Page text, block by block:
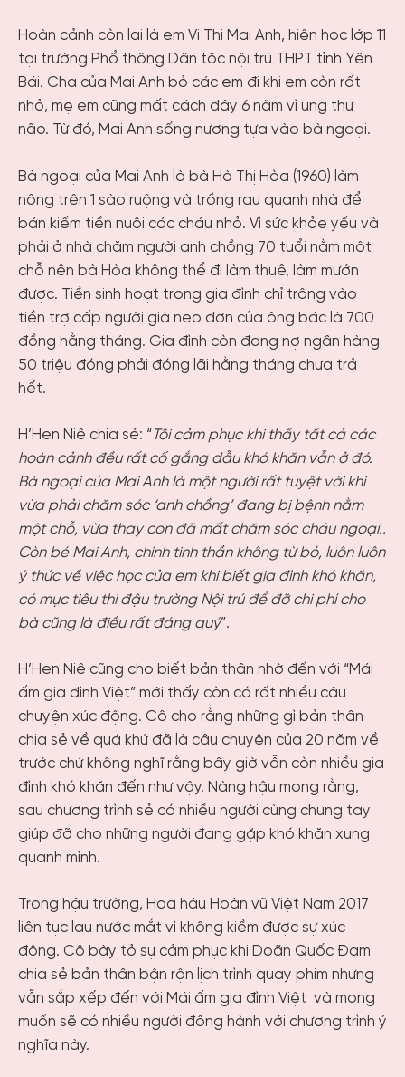
Hoàn cảnh còn lại là em Vi Thị Mai Anh, hiện học lớp 11
tại trường Phổ thông Dân tộc nội trú THPT tỉnh Yên
Bái. Cha của Mai Anh bỏ các em đi khi em còn rất
nhỏ, mẹ em cũng mất cách đây 6 năm vì ung thư
não. Từ đó, Mai Anh sống nương tựa vào bà ngoại.
Bà ngoại của Mai Anh là bà Hà Thị Hòa (1960) làm
nông trên 1 sào ruộng và trồng rau quanh nhà để
bán kiếm tiền nuôi các cháu nhỏ. Vì sức khỏe yếu và
phải ở nhà chăm người anh chồng 70 tuổi nằm một
chỗ nên bà Hòa không thể đi làm thuê, làm mướn
được. Tiền sinh hoạt trong gia đình chỉ trông vào
tiền trợ cấp người già neo đơn của ông bác là 700
đồng hằng tháng. Gia đình còn đang nợ ngân hàng
50 triệu đóng phải đóng lãi hằng tháng chưa trả
hết.
H’Hen Niê chia sẻ: “ Tôi cảm phục khi thấy tất cả các
hoàn cảnh đều rất cố gắng dẫu khó khăn vẫn ở đó.
Bà ngoại của Mai Anh là một người rất tuyệt vời khi
vừa phải chăm sóc ‘anh chồng’ đang bị bệnh nằm
một chỗ, vừa thay con đã mất chăm sóc cháu ngoại..
Còn bé Mai Anh, chính tinh thần không từ bỏ, luôn luôn
ý thức về việc học của em khi biết gia đình khó khăn,
có mục tiêu thi đậu trường Nội trú để đỡ chi phí cho
bà cũng là điều rất đáng quý”.
H’Hen Niê cũng cho biết bản thân nhờ đến với “Mái
ấm gia đình Việt” mới thấy còn có rất nhiều câu
chuyện xúc động. Cô cho rằng những gì bản thân
chia sẻ về quá khứ đã là câu chuyện của 20 năm về
trước chứ không nghĩ rằng bây giờ vẫn còn nhiều gia
đình khó khăn đến như vậy. Nàng hậu mong rằng,
sau chương trình sẻ có nhiều người cùng chung tay
giúp đỡ cho những người đang gặp khó khăn xung
quanh mình.
Trong hậu trường, Hoa hậu Hoàn vũ Việt Nam 2017
liên tục lau nước mắt vì không kiềm được sự xúc
động. Cô bày tỏ sự cảm phục khi Doãn Quốc Đam
chia sẻ bản thân bận rộn lịch trình quay phim nhưng
vẫn sắp xếp đến với Mái ấm gia đình Việt và mong
muốn sẽ có nhiều người đồng hành với chương trình ý
nghĩa này.